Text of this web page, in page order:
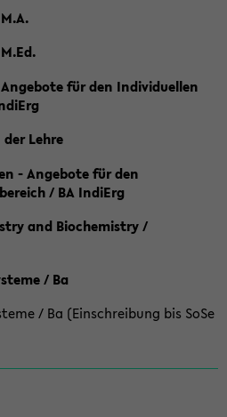
für den Individuellen
Lehre
- Angebote für den
/ BA IndiErg
and Biochemistry /
/ Ba
/ Ba (Einschreibung bis SoSe